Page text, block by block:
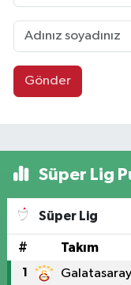
Gönder
Süper Lig
Süper Lig
# Takım
1 Galatasaray